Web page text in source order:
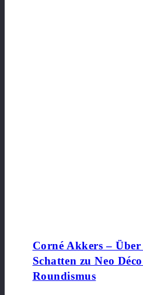
Corné Akkers –
Schatten zu Neo
Roundismus